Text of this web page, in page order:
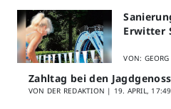
Erwitter
VON:
Zahltag bei den
VON DER REDAKTION | 19. APRIL, 17:49